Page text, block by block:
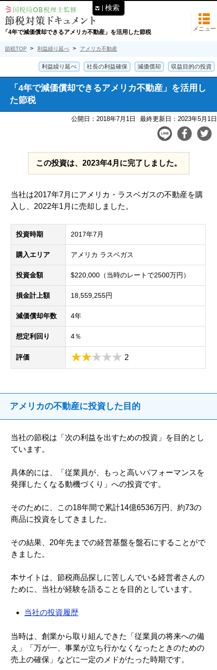
「4年で減価償却できるアメリカ不動産」を活用した節税 メニュー
節税TOP 利益繰り延べ アメリカ不動産
利益繰り延べ 社長の利益確保 減価償却 収益目的の投資
「4年で減価償却できるアメリカ不動産」を活用し
た節税
公開日：2018年7月1日 最終更新日：2023年5月1日
この投資は、2023年4月に完了しました。
当社は2017年7月にアメリカ・ラスベガスの不動産を購
入し、2022年1月に売却しました。
投資時期 2017年7月
購入エリア アメリカ ラスベガス
投資金額 $220,000（当時のレートで2500万円）
損金計上額 18,559,255円
減価償却年数 4年
想定利回り 4％
評価 2
アメリカの不動産に投資した目的
当社の節税は「次の利益を出すための投資」を目的とし
ています。
具体的には、「従業員が、もっと高いパフォーマンスを
発揮したくなる動機づくり」への投資です。
そのために、この18年間で累計14億6536万円、約73の
商品に投資をしてきました。
その結果、20年先までの経営基盤を盤石にすることがで
きました。
本サイトは、節税商品探しに苦しんでいる経営者さんの
ために、当社が経験を語ることを目的としています。
当社の投資履歴
当時は、創業から取り組んできた「従業員の将来への備
え」「万が一、事業が立ち行かなくなったときのための
売上の確保」などに一定のメドがたった時期です。
検索